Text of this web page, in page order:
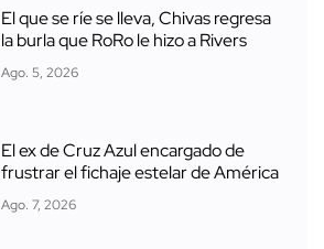
El que se ríe se lleva, Chivas regresa
la burla que RoRo le hizo a Rivers
Ago. 5, 2026
El ex de Cruz Azul encargado de
frustrar el fichaje estelar de América
Ago. 7, 2026